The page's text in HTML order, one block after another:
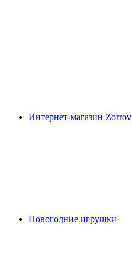
Интернет-магазин Zorrov
Новогодние игрушки